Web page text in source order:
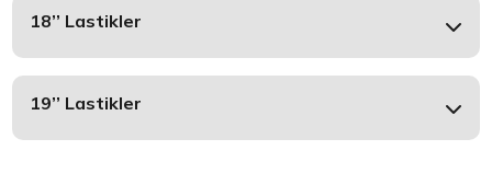
18’’ Lastikler
19’’ Lastikler